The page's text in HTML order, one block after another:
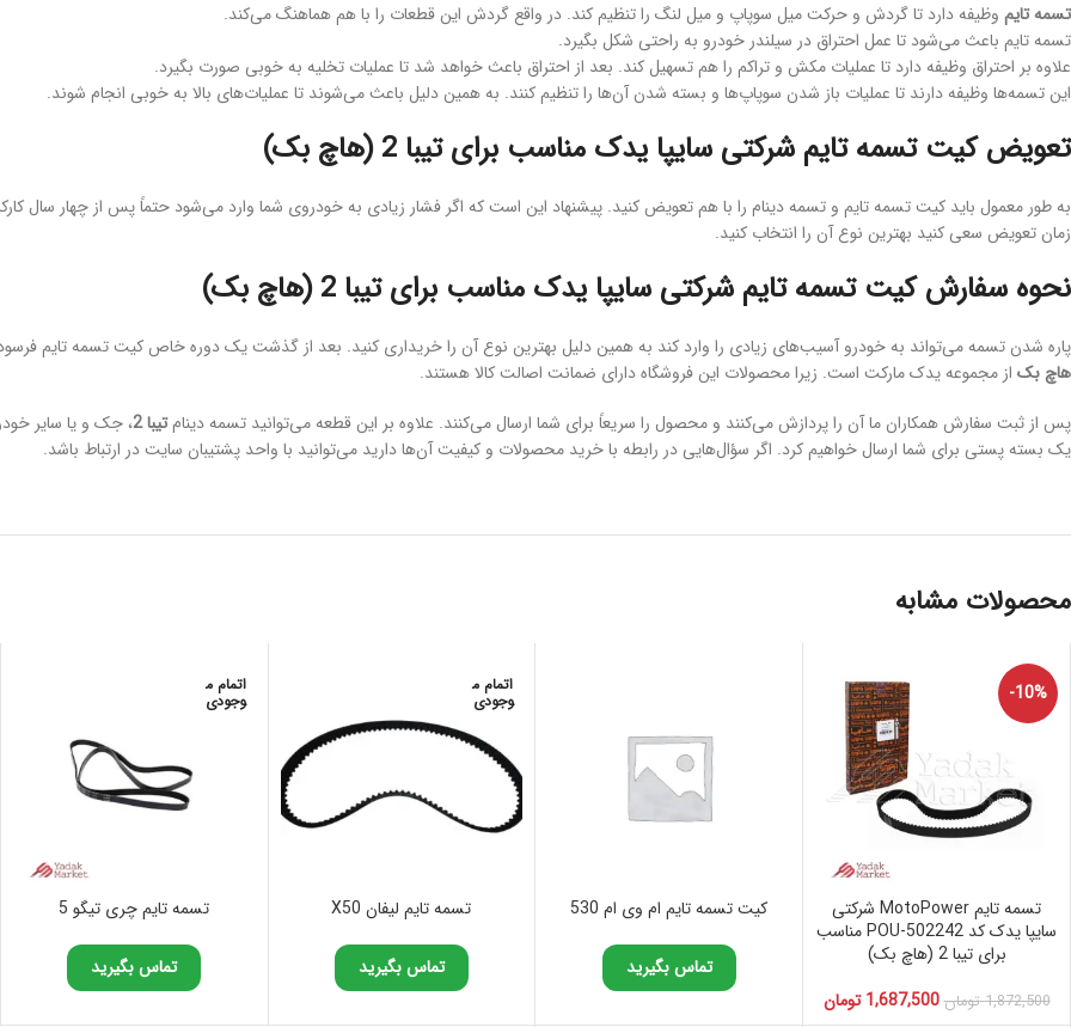
تسمه تایم وظیفه دارد تا گردش و حرکت میل سوپاپ و میل لنگ را تنظیم کند. در واقع گردش این قطعات را با هم هماهنگ می‌کند.
تسمه تایم باعث می‌شود تا عمل احتراق در سیلندر خودرو به راحتی شکل بگیرد.
علاوه بر احتراق وظیفه دارد تا عملیات مکش و تراکم را هم تسهیل کند. بعد از احتراق باعث خواهد شد تا عملیات تخلیه به خوبی صورت بگیرد.
این تسمه‌ها وظیفه دارند تا عملیات باز شدن سوپاپ‌ها و بسته شدن آن‌ها را تنظیم کنند. به همین دلیل باعث می‌شوند تا عملیات‌های بالا به خوبی انجام شوند.
تعویض کیت تسمه تایم شرکتی سایپا یدک مناسب برای تیبا 2 (هاچ بک)
به طور معمول باید کیت تسمه تایم و تسمه دینام را با هم تعویض کنید. پیشنهاد این است که اگر فشار زیادی به خودروی شما وارد می‌شود حتماً پس از چهار سال
زمان تعویض سعی کنید بهترین نوع آن را انتخاب کنید.
نحوه سفارش کیت تسمه تایم شرکتی سایپا یدک مناسب برای تیبا 2 (هاچ بک)
پاره شدن تسمه می‌تواند به خودرو آسیب‌های زیادی را وارد کند به همین دلیل بهترین نوع آن را خریداری کنید. بعد از گذشت یک دوره خاص کیت تسمه تایم
هاچ بک از مجموعه یدک مارکت است. زیرا محصولات این فروشگاه دارای ضمانت اصالت کالا هستند.
پس از ثبت سفارش همکاران ما آن را پردازش می‌کنند و محصول را سریعاً برای شما ارسال می‌کنند. علاوه بر این قطعه می‌توانید تسمه دینامتیبا 2 ، جک و یا سایر
یک بسته پستی برای شما ارسال خواهیم کرد. اگر سؤال‌هایی در رابطه با خرید محصولات و کیفیت آن‌ها دارید می‌توانید با واحد پشتیبان سایت در ارتباط باشد.
محصولات مشابه
-10%
تسمه تایم MotoPower شرکتی
سایپا یدک کد 502242-POU مناسب
برای تیبا 2 (هاچ بک)
1,872,500 تومان 1,687,500 تومان
کیت تسمه تایم ام وی ام 530
تماس بگیرید
اتمام م
وجودی
تسمه تایم لیفان X50
تماس بگیرید
اتمام م
وجودی
تسمه تایم چری تیگو 5
تماس بگیرید